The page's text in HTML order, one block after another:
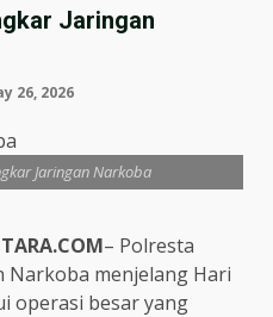
Jaringan
26, 2026
Jaringan Narkoba
– Polresta
Narkoba menjelang Hari
operasi besar yang